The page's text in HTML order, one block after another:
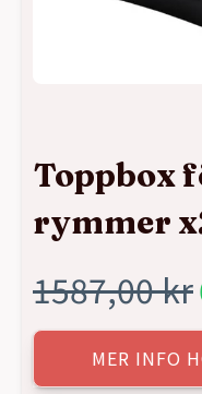
Toppbox
rymmer
1587,00kr
Det
Det
MER INFO